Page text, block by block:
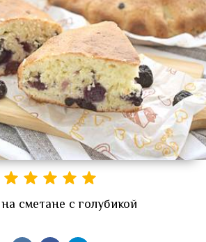
сметане с голубикой